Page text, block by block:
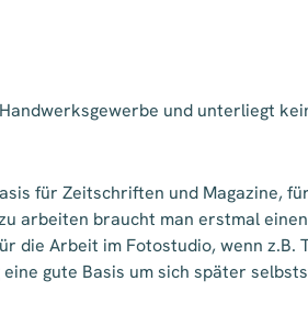
und unterliegt
für Zeitschriften und Magazine,
arbeiten braucht man erstmal
die Arbeit im Fotostudio, wenn
gute Basis um sich später